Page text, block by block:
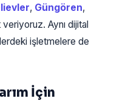
, Güngören,
Aynı dijital
işletmelere de
İçin